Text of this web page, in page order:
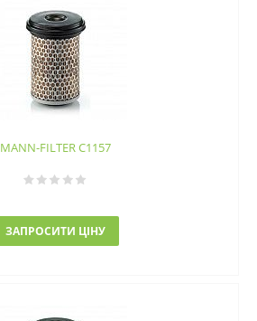
MANN-FILTER C1157
ЗАПРОСИТИ ЦІНУ